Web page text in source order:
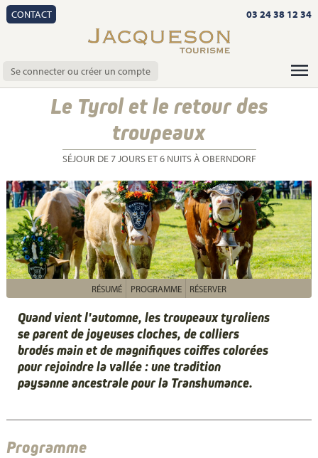
CONTACT 03 24 38 12 34
Se connecter ou créer un compte
Le Tyrol et le retour des
troupeaux
SÉJOUR DE 7 JOURS ET 6 NUITS À OBERNDORF
RÉSUMÉ PROGRAMME RÉSERVER
Quand vient l'automne, les troupeaux tyroliens
se parent de joyeuses cloches, de colliers
brodés main et de magnifiques coiffes colorées
pour rejoindre la vallée : une tradition
paysanne ancestrale pour la Transhumance.
Programme